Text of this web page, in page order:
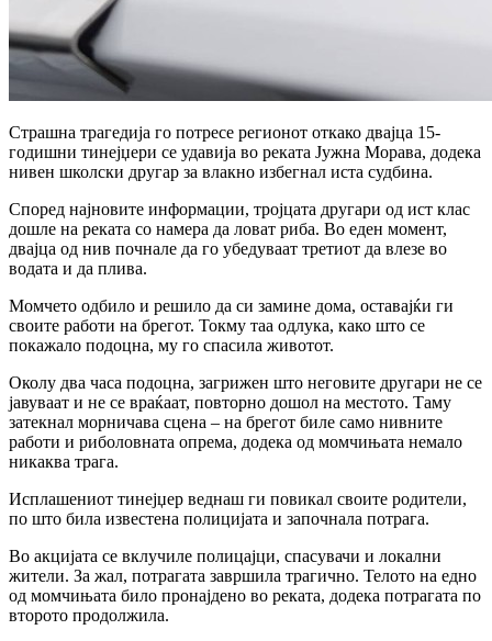
Страшна трагедија го потресе регионот откако двајца 15-
годишни тинејџери се удавија во реката Јужна Морава, додека
нивен школски другар за влакно избегнал иста судбина.
Според најновите информации, тројцата другари од ист клас
дошле на реката со намера да ловат риба. Во еден момент,
двајца од нив почнале да го убедуваат третиот да влезе во
водата и да плива.
Момчето одбило и решило да си замине дома, оставајќи ги
своите работи на брегот. Токму таа одлука, како што се
покажало подоцна, му го спасила животот.
Околу два часа подоцна, загрижен што неговите другари не се
јавуваат и не се враќаат, повторно дошол на местото. Таму
затекнал морничава сцена – на брегот биле само нивните
работи и риболовната опрема, додека од момчињата немало
никаква трага.
Исплашениот тинејџер веднаш ги повикал своите родители,
по што била известена полицијата и започнала потрага.
Во акцијата се вклучиле полицајци, спасувачи и локални
жители. За жал, потрагата завршила трагично. Телото на едно
од момчињата било пронајдено во реката, додека потрагата по
второто продолжила.